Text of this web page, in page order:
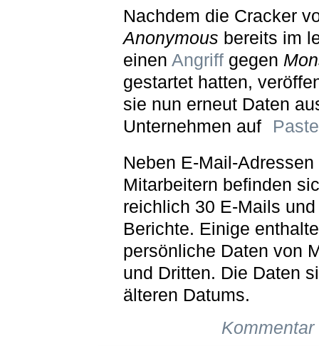
Nachdem die Cracker
Anonymous bereits im
einen Angriffgegen
gestartet hatten,
sie nun erneut Daten
Unternehmen auf
Neben E-Mail-Adressen
Mitarbeitern befinden
reichlich 30 E-Mails
Berichte. Einige
persönliche Daten von
und Dritten. Die Daten
älteren Datums.